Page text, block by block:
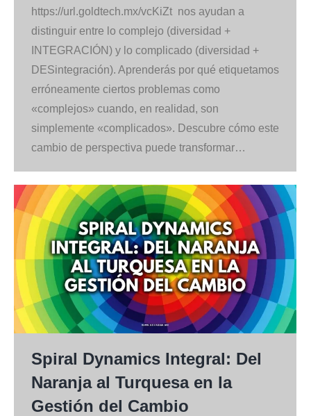
https://url.goldtech.mx/vcKiZt nos ayudan a
distinguir entre lo complejo (diversidad +
INTEGRACIÓN) y lo complicado (diversidad +
DESintegración). Aprenderás por qué etiquetamos
erróneamente ciertos problemas como
«complejos» cuando, en realidad, son
simplemente «complicados». Descubre cómo este
cambio de perspectiva puede transformar…
Spiral Dynamics Integral: Del
Naranja al Turquesa en la
Gestión del Cambio